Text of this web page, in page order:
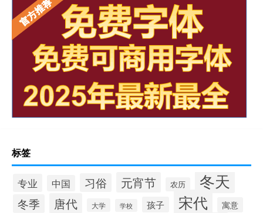
标签
专业 中国 习俗 元宵节 农历 冬天
冬季 唐代 大学 学校 孩子 宋代 寓意